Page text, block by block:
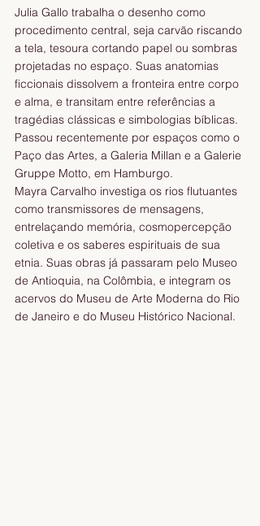
Julia Gallo trabalha o desenho como
procedimento central, seja carvão riscando
a tela, tesoura cortando papel ou sombras
projetadas no espaço. Suas anatomias
ficcionais dissolvem a fronteira entre corpo
e alma, e transitam entre referências a
tragédias clássicas e simbologias bíblicas.
Passou recentemente por espaços como o
Paço das Artes, a Galeria Millan e a Galerie
Gruppe Motto, em Hamburgo.
Mayra Carvalho investiga os rios flutuantes
como transmissores de mensagens,
entrelaçando memória, cosmopercepção
coletiva e os saberes espirituais de sua
etnia. Suas obras já passaram pelo Museo
de Antioquia, na Colômbia, e integram os
acervos do Museu de Arte Moderna do Rio
de Janeiro e do Museu Histórico Nacional.